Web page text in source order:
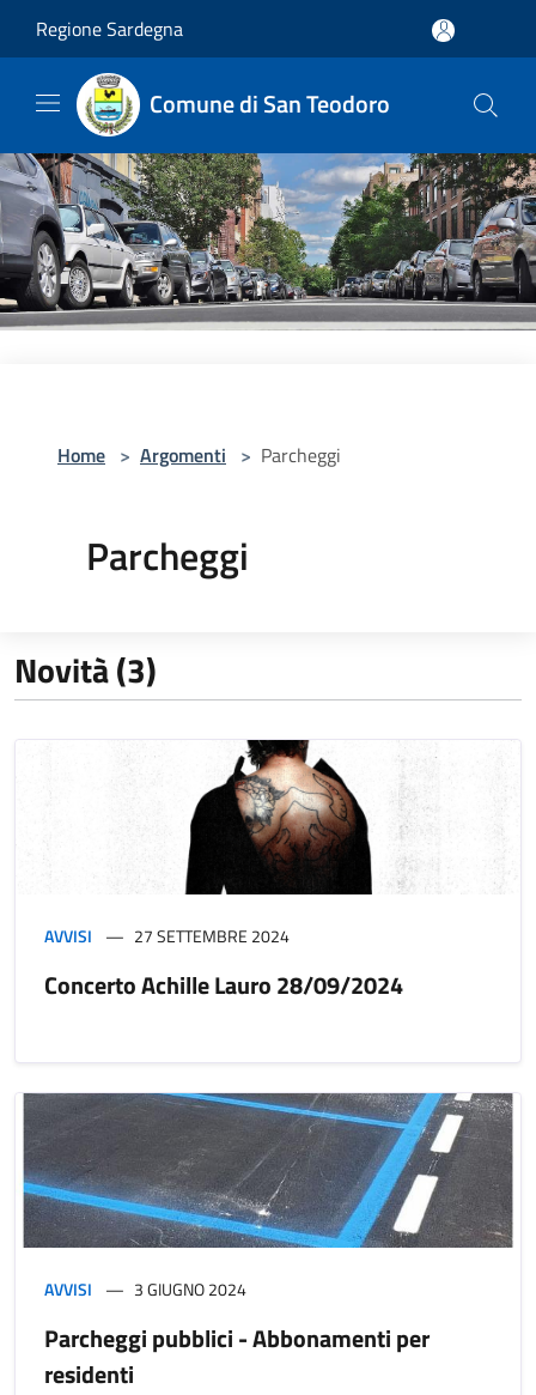
Regione Sardegna
Comune di San Teodoro
Home > Argomenti > Parcheggi
Parcheggi
Novità (3)
AVVISI 27 SETTEMBRE 2024
Concerto Achille Lauro 28/09/2024
AVVISI 3 GIUGNO 2024
Parcheggi pubblici - Abbonamenti per
residenti